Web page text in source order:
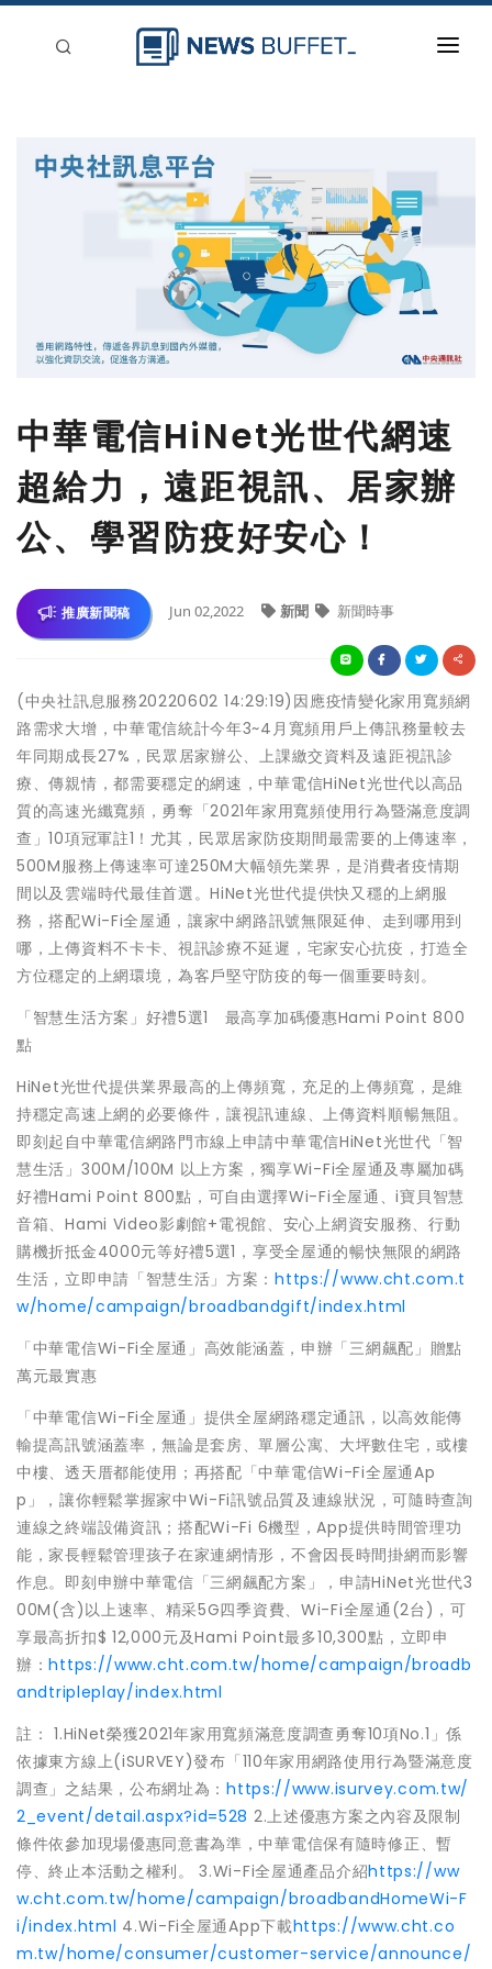
中華電信HiNet光世代網速
超給力，遠距視訊、居家辦
公、學習防疫好安心！
推廣新聞稿 Jun 02,2022 新聞 新聞時事
(中央社訊息服務20220602 14:29:19)因應疫情變化家用寬頻網
路需求大增，中華電信統計今年3~4月寬頻用戶上傳訊務量較去
年同期成長27%，民眾居家辦公、上課繳交資料及遠距視訊診
療、傳親情，都需要穩定的網速，中華電信HiNet光世代以高品
質的高速光纖寬頻，勇奪「2021年家用寬頻使用行為暨滿意度調
查」10項冠軍註1！尤其，民眾居家防疫期間最需要的上傳速率，
500M服務上傳速率可達250M大幅領先業界，是消費者疫情期
間以及雲端時代最佳首選。HiNet光世代提供快又穩的上網服
務，搭配Wi-Fi全屋通，讓家中網路訊號無限延伸、走到哪用到
哪，上傳資料不卡卡、視訊診療不延遲，宅家安心抗疫，打造全
方位穩定的上網環境，為客戶堅守防疫的每一個重要時刻。
「智慧生活方案」好禮5選1 最高享加碼優惠Hami Point 800
點
HiNet光世代提供業界最高的上傳頻寬，充足的上傳頻寬，是維
持穩定高速上網的必要條件，讓視訊連線、上傳資料順暢無阻。
即刻起自中華電信網路門市線上申請中華電信HiNet光世代「智
慧生活」300M/100M 以上方案，獨享Wi-Fi全屋通及專屬加碼
好禮Hami Point 800點，可自由選擇Wi-Fi全屋通、i寶貝智慧
音箱、Hami Video影劇館+電視館、安心上網資安服務、行動
購機折抵金4000元等好禮5選1，享受全屋通的暢快無限的網路
生活，立即申請「智慧生活」方案：https://www.cht.com.t
w/home/campaign/broadbandgift/index.html
「中華電信Wi-Fi全屋通」高效能涵蓋，申辦「三網飆配」贈點
萬元最實惠
「中華電信Wi-Fi全屋通」提供全屋網路穩定通訊，以高效能傳
輸提高訊號涵蓋率，無論是套房、單層公寓、大坪數住宅，或樓
中樓、透天厝都能使用；再搭配「中華電信Wi-Fi全屋通Ap
p」，讓你輕鬆掌握家中Wi-Fi訊號品質及連線狀況，可隨時查詢
連線之終端設備資訊；搭配Wi-Fi 6機型，App提供時間管理功
能，家長輕鬆管理孩子在家連網情形，不會因長時間掛網而影響
作息。即刻申辦中華電信「三網飆配方案」，申請HiNet光世代3
00M(含)以上速率、精采5G四季資費、Wi-Fi全屋通(2台)，可
享最高折扣$ 12,000元及Hami Point最多10,300點，立即申
辦：https://www.cht.com.tw/home/campaign/broadb
andtripleplay/index.html
註： 1.HiNet榮獲2021年家用寬頻滿意度調查勇奪10項No.1」係
依據東方線上(iSURVEY)發布「110年家用網路使用行為暨滿意度
調查」之結果，公布網址為：https://www.isurvey.com.tw/
2_event/detail.aspx?id=528 2.上述優惠方案之內容及限制
條件依參加現場優惠同意書為準，中華電信保有隨時修正、暫
停、終止本活動之權利。 3.Wi-Fi全屋通產品介紹https://ww
w.cht.com.tw/home/campaign/broadbandHomeWi-F
i/index.html 4.Wi-Fi全屋通App下載https://www.cht.co
m.tw/home/consumer/customer-service/announce/